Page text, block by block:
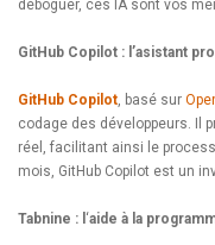
déboguer, ces IA sont vos
GitHub Copilot : l’asistant
GitHub Copilot, basé sur
codage des développeurs. Il
réel, facilitant ainsi le
mois, GitHub Copilot est un
Tabnine : l ‘aide à la